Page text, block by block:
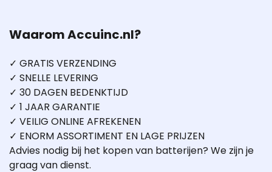
Waarom Accuinc.nl?
✓ GRATIS VERZENDING
✓ SNELLE LEVERING
✓ 30 DAGEN BEDENKTIJD
✓ 1 JAAR GARANTIE
✓ VEILIG ONLINE AFREKENEN
✓ ENORM ASSORTIMENT EN LAGE PRIJZEN
Advies nodig bij het kopen van batterijen? We zijn je
graag van dienst.